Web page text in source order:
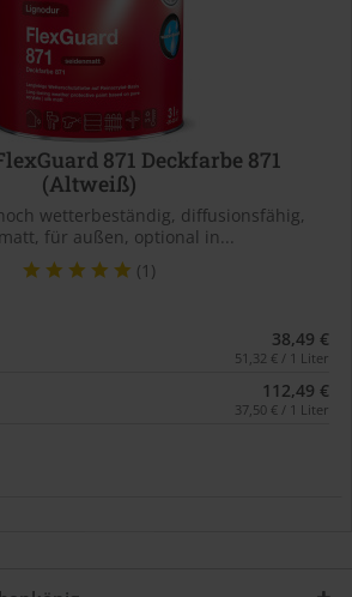
871 Deckfarbe 871
(Altweiß)
wetterbeständig, diffusionsfähig,
für außen, optional in...
(1)
38,49 €
51,32 € / 1 Liter
112,49 €
37,50 € / 1 Liter